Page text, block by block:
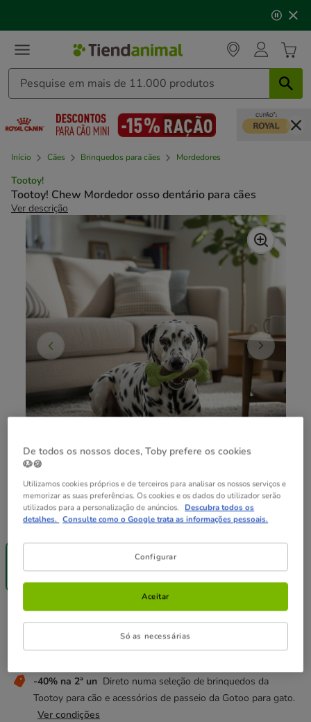
mensagem,
Início Cães Brinquedos para cães Mordedores
Tootoy!
Tootoy! Chew Mordedor osso dentário para cães
Ver descrição
Composição:1 ud.
1 ud.
-40% na 2ª
6.99€
Não perca estas promoções!
-40% na 2ª un Direto numa seleção de brinquedos da
Tootoy para cão e acessórios de passeio da Gotoo para gato.
Ver condições
Preço 6.99€
6.99€
De todos os nossos doces, Toby prefere os cookies
🐶🍪
Utilizamos cookies próprios e de terceiros para analisar os nossos serviços e
memorizar as suas preferências. Os cookies e os dados do utilizador serão
utilizados para a personalização de anúncios. Descubra todos os
detalhes. Consulte como o Google trata as informações pessoais.
Configurar
Só as necessárias
Aceitar